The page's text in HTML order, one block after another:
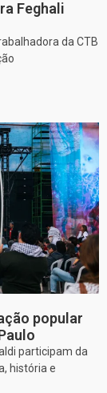
Feghali
da CTB
popular
participam da
história e